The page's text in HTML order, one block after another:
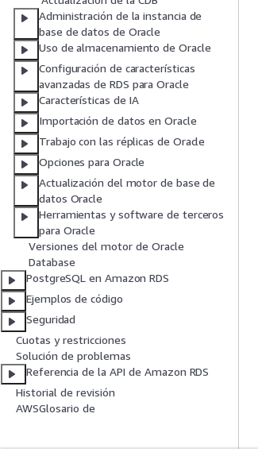
Administración de la instancia de
base de datos de Oracle
Uso de almacenamiento de Oracle
Configuración de características
avanzadas de RDS para Oracle
Características de IA
Importación de datos en Oracle
Trabajo con las réplicas de Oracle
Opciones para Oracle
Actualización del motor de base de
datos Oracle
Herramientas y software de terceros
para Oracle
Versiones del motor de Oracle
Database
PostgreSQL en Amazon RDS
Ejemplos de código
Seguridad
Cuotas y restricciones
Solución de problemas
Referencia de la API de Amazon RDS
Historial de revisión
AWSGlosario de